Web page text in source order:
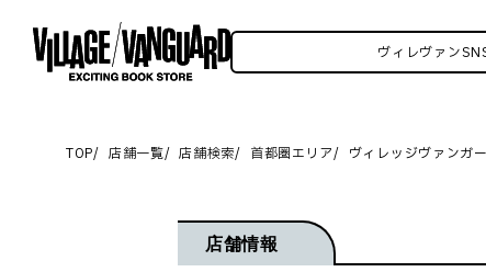
SNSいろいろはこちら！ ヴィレヴァンSNSいろ
TOP 店舗一覧 店舗検索 首都圏エリア ヴィレッジヴァンガ
店舗情報